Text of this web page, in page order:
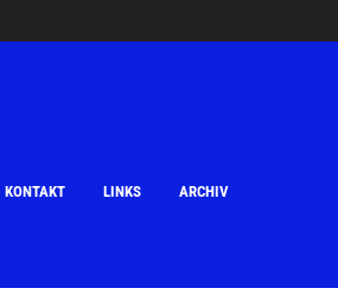
KONTAKT LINKS ARCHIV